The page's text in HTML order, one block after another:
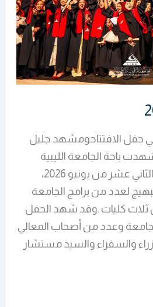
حفل الافتتاحومشهد جليل
باحة الجامعة الليبية
الدولية مساء الجمعة الثاني عشر من يونيو 2026،
لعدد من برامج الجامعة
من ثلاث كليات .وقد شهد الحفل
وعدد من أصحاب المعالي
والسفراء والسيد مستشار